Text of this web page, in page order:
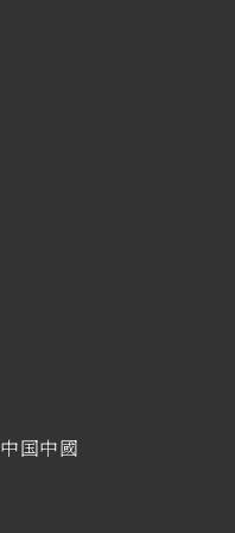
中国中國